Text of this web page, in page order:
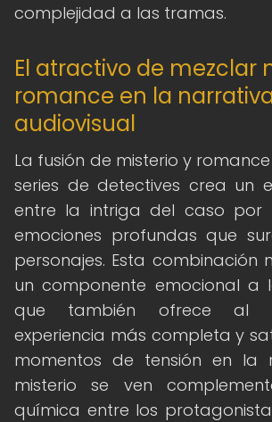
complejidad a las tramas.
El atractivo de mezclar
romance en la
audiovisual
La fusión de misterio y
series de detectives crea un
entre la intriga del caso por
emociones profundas que
personajes. Esta combinación
un componente emocional a
que también ofrece al
experiencia más completa y
momentos de tensión en la
misterio se ven
química entre los